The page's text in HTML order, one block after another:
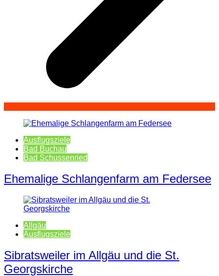
Ausflugsziele
Bad Buchau
Bad Schussenried
Ehemalige Schlangenfarm am Federsee
Allgäu
Ausflugsziele
Sibratsweiler im Allgäu und die St.
Georgskirche